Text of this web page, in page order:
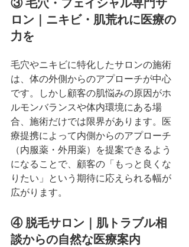
ロン｜ニキビ・肌荒れに医療の
力を
毛穴やニキビに特化したサロンの施術
は、体の外側からのアプローチが中心
です。しかし顧客の肌悩みの原因がホ
ルモンバランスや体内環境にある場
合、施術だけでは限界があります。医
療提携によって内側からのアプローチ
（内服薬・外用薬）を提案できるよう
になることで、顧客の「もっと良くな
りたい」という期待に応えられる幅が
広がります。
④ 脱毛サロン｜肌トラブル相
談からの自然な医療案内